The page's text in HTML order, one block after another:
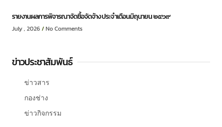
รายงานผลการพิจารณาจัดซื้อจัดจ้าง ประจำเดือนมิถุนายน ๒๕๖๙
July , 2026 No Comments
ข่าวประชาสัมพันธ์
ข่าวสาร
กองช่าง
ข่าวกิจกรรม